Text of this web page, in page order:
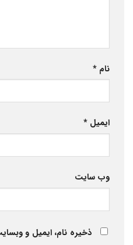
نام *
ایمیل *
وب‌ سایت
ذخیره نام، ایمیل و